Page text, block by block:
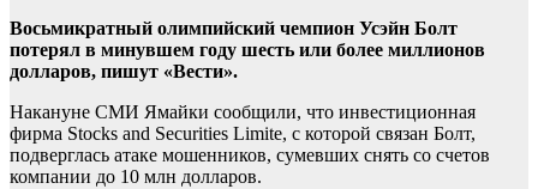
Восьмикратный олимпийский чемпион Усэйн Болт
потерял в минувшем году шесть или более миллионов
долларов, пишут «Вести».
Накануне СМИ Ямайки сообщили, что инвестиционная
фирма Stocks and Securities Limite, с которой связан Болт,
подверглась атаке мошенников, сумевших снять со счетов
компании до 10 млн долларов.